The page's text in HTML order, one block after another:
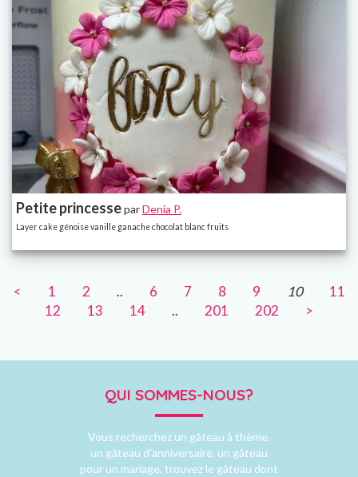
Petite princesseparDenia P.
Layer cake génoise vanille ganache chocolat blanc fruits
< 1 2 .. 6 7 8 9 10
11
12
13 14 .. 201 202 >
QUI SOMMES-NOUS?
Vous recherchez un gâteau à thème,
un gâteau d’anniversaire, un gâteau
pour un mariage, trouvez le gâteau dont